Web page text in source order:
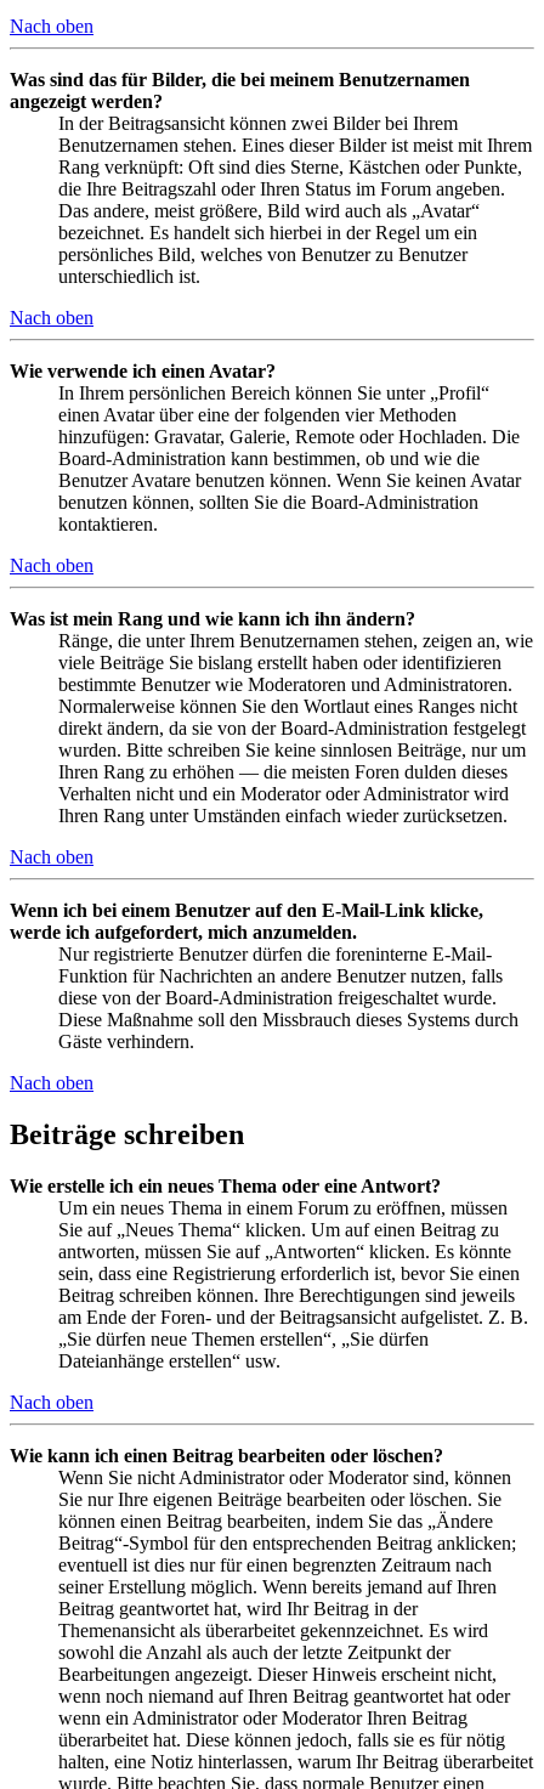
Nach oben
Was sind das für Bilder, die bei meinem Benutzernamen
angezeigt werden?
In der Beitragsansicht können zwei Bilder bei Ihrem
Benutzernamen stehen. Eines dieser Bilder ist meist mit Ihrem
Rang verknüpft: Oft sind dies Sterne, Kästchen oder Punkte,
die Ihre Beitragszahl oder Ihren Status im Forum angeben.
Das andere, meist größere, Bild wird auch als „Avatar“
bezeichnet. Es handelt sich hierbei in der Regel um ein
persönliches Bild, welches von Benutzer zu Benutzer
unterschiedlich ist.
Nach oben
Wie verwende ich einen Avatar?
In Ihrem persönlichen Bereich können Sie unter „Profil“
einen Avatar über eine der folgenden vier Methoden
hinzufügen: Gravatar, Galerie, Remote oder Hochladen. Die
Board-Administration kann bestimmen, ob und wie die
Benutzer Avatare benutzen können. Wenn Sie keinen Avatar
benutzen können, sollten Sie die Board-Administration
kontaktieren.
Nach oben
Was ist mein Rang und wie kann ich ihn ändern?
Ränge, die unter Ihrem Benutzernamen stehen, zeigen an, wie
viele Beiträge Sie bislang erstellt haben oder identifizieren
bestimmte Benutzer wie Moderatoren und Administratoren.
Normalerweise können Sie den Wortlaut eines Ranges nicht
direkt ändern, da sie von der Board-Administration festgelegt
wurden. Bitte schreiben Sie keine sinnlosen Beiträge, nur um
Ihren Rang zu erhöhen — die meisten Foren dulden dieses
Verhalten nicht und ein Moderator oder Administrator wird
Ihren Rang unter Umständen einfach wieder zurücksetzen.
Nach oben
Wenn ich bei einem Benutzer auf den E-Mail-Link klicke,
werde ich aufgefordert, mich anzumelden.
Nur registrierte Benutzer dürfen die foreninterne E-Mail-
Funktion für Nachrichten an andere Benutzer nutzen, falls
diese von der Board-Administration freigeschaltet wurde.
Diese Maßnahme soll den Missbrauch dieses Systems durch
Gäste verhindern.
Nach oben
Beiträge schreiben
Wie erstelle ich ein neues Thema oder eine Antwort?
Um ein neues Thema in einem Forum zu eröffnen, müssen
Sie auf „Neues Thema“ klicken. Um auf einen Beitrag zu
antworten, müssen Sie auf „Antworten“ klicken. Es könnte
sein, dass eine Registrierung erforderlich ist, bevor Sie einen
Beitrag schreiben können. Ihre Berechtigungen sind jeweils
am Ende der Foren- und der Beitragsansicht aufgelistet. Z. B.
„Sie dürfen neue Themen erstellen“, „Sie dürfen
Dateianhänge erstellen“ usw.
Nach oben
Wie kann ich einen Beitrag bearbeiten oder löschen?
Wenn Sie nicht Administrator oder Moderator sind, können
Sie nur Ihre eigenen Beiträge bearbeiten oder löschen. Sie
können einen Beitrag bearbeiten, indem Sie das „Ändere
Beitrag“-Symbol für den entsprechenden Beitrag anklicken;
eventuell ist dies nur für einen begrenzten Zeitraum nach
seiner Erstellung möglich. Wenn bereits jemand auf Ihren
Beitrag geantwortet hat, wird Ihr Beitrag in der
Themenansicht als überarbeitet gekennzeichnet. Es wird
sowohl die Anzahl als auch der letzte Zeitpunkt der
Bearbeitungen angezeigt. Dieser Hinweis erscheint nicht,
wenn noch niemand auf Ihren Beitrag geantwortet hat oder
wenn ein Administrator oder Moderator Ihren Beitrag
überarbeitet hat. Diese können jedoch, falls sie es für nötig
halten, eine Notiz hinterlassen, warum Ihr Beitrag überarbeitet
wurde. Bitte beachten Sie, dass normale Benutzer einen